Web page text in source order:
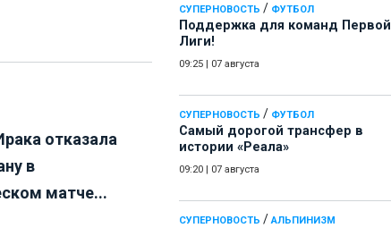
СУПЕРНОВОСТЬ / ФУТБОЛ
Поддержка для команд Первой
Лиги!
09:25 07 августа
СУПЕРНОВОСТЬ / ФУТБОЛ
Самый дорогой трансфер в
истории «Реала»
09:20 07 августа
СУПЕРНОВОСТЬ / АЛЬПИНИЗМ
отказала
в
матче...